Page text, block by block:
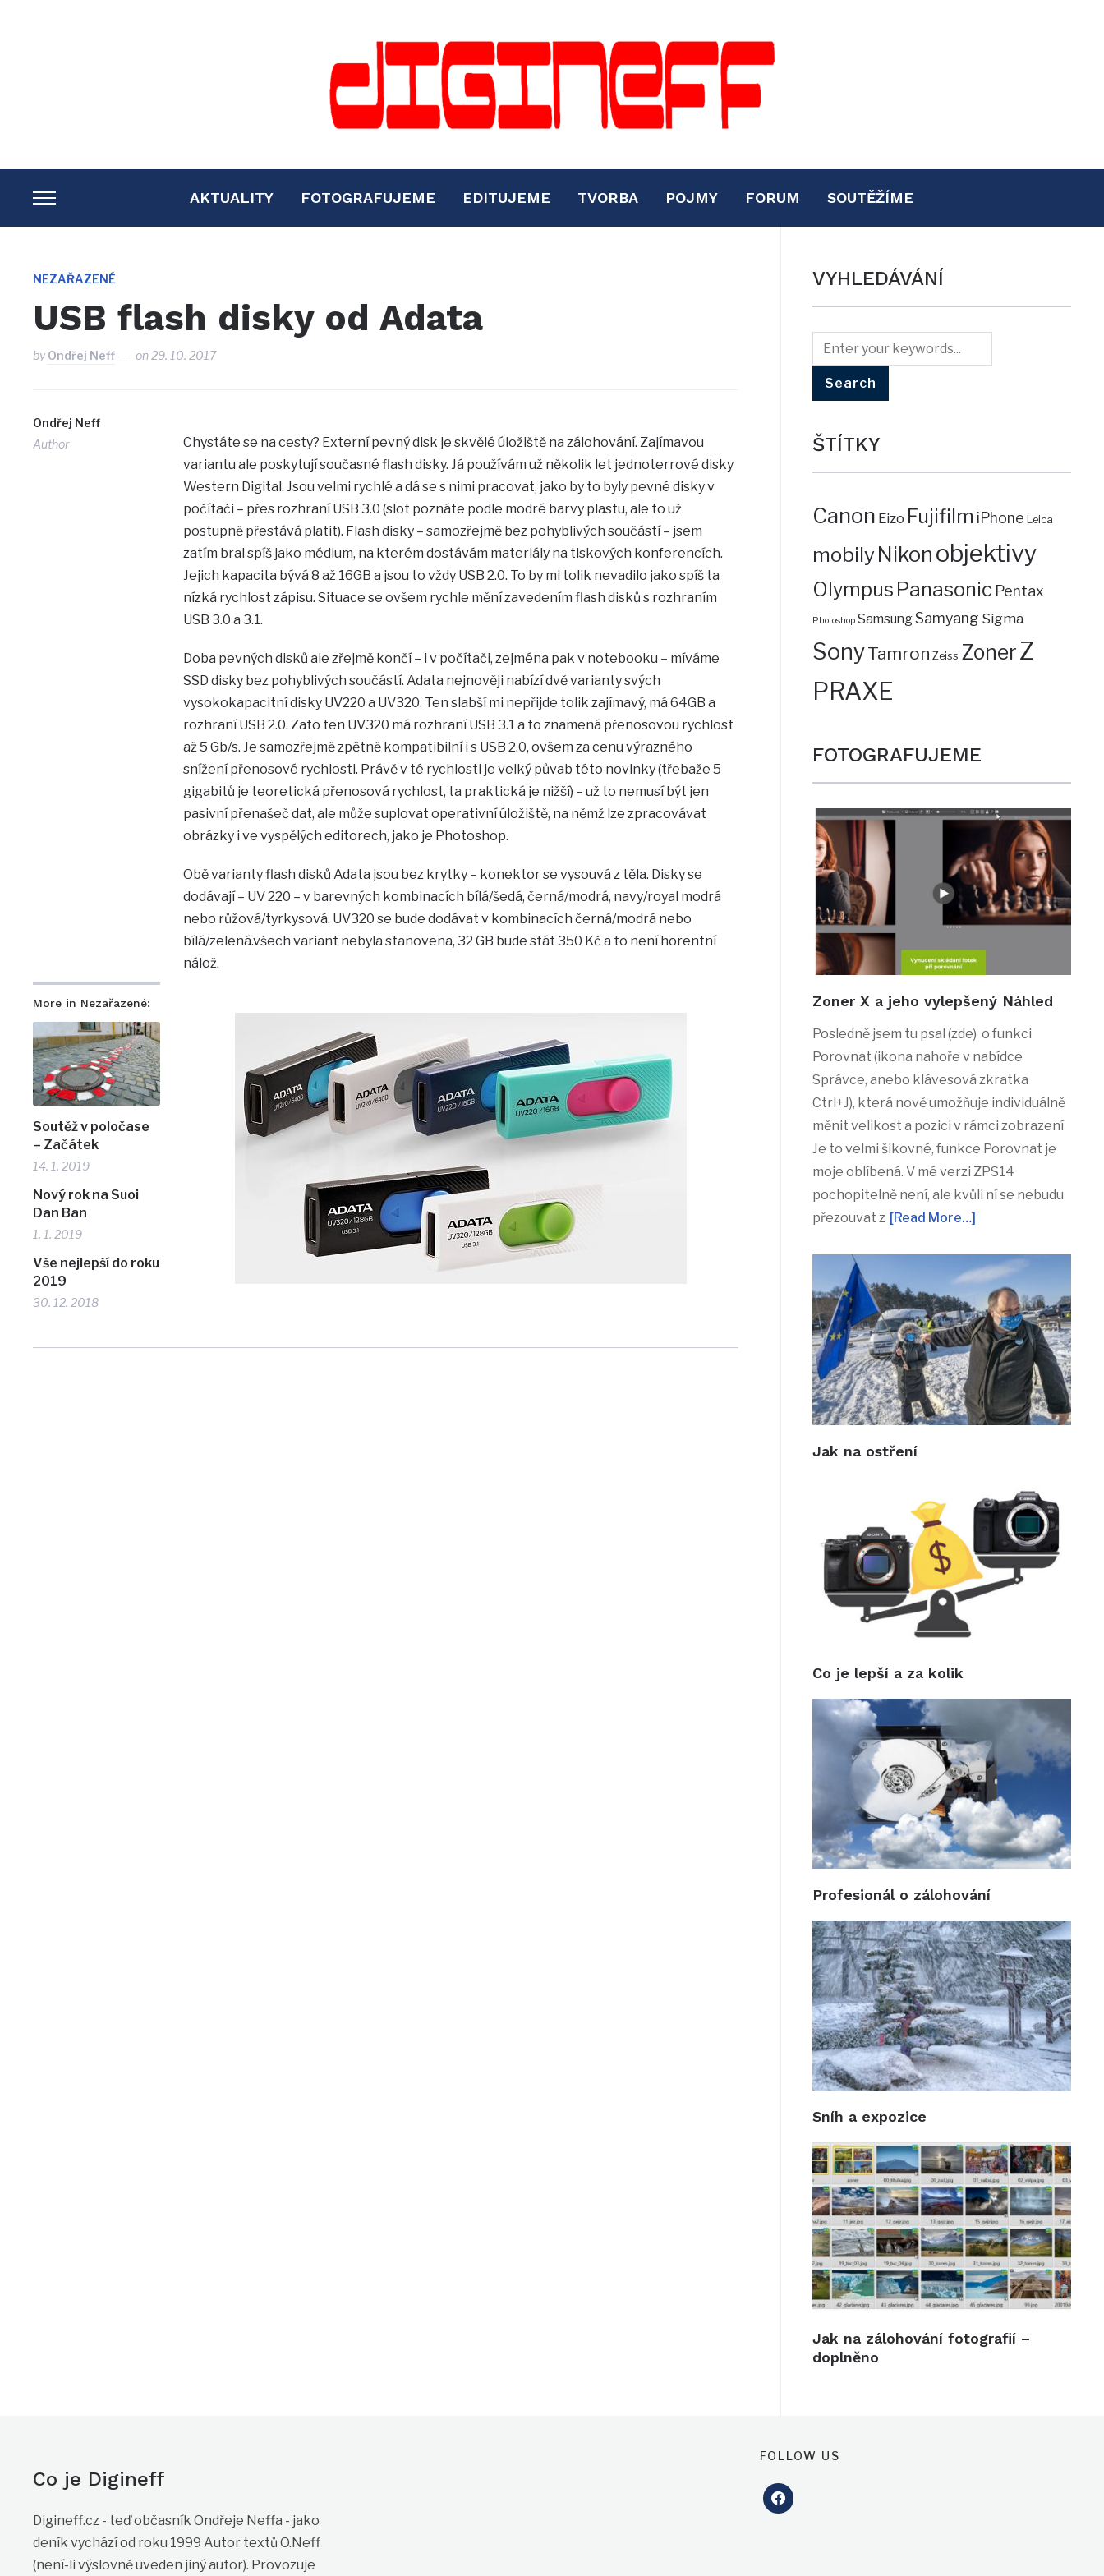
TOGGLE
SIDEBAR
NAVIGATION
AKTUALITY FOTOGRAFUJEME EDITUJEME TVORBA POJMY FORUM SOUTĚŽÍME
NEZAŘAZENÉ
USB flash disky od Adata
byOndřej Neff on29. 10. 2017
Ondřej Neff
Author
More in Nezařazené:
Soutěž v poločase
– Začátek
14. 1. 2019
Nový rok na Suoi
Dan Ban
1. 1. 2019
Vše nejlepší do roku
2019
30. 12. 2018
Chystáte se na cesty? Externí pevný disk je skvělé úložiště na zálohování. Zajímavou
variantu ale poskytují současné flash disky. Já používám už několik let jednoterrové disky
Western Digital. Jsou velmi rychlé a dá se s nimi pracovat, jako by to byly pevné disky v
počítači – přes rozhraní USB 3.0 (slot poznáte podle modré barvy plastu, ale to už
postupně přestává platit). Flash disky – samozřejmě bez pohyblivých součástí – jsem
zatím bral spíš jako médium, na kterém dostávám materiály na tiskových konferencích.
Jejich kapacita bývá 8 až 16GB a jsou to vždy USB 2.0. To by mi tolik nevadilo jako spíš ta
nízká rychlost zápisu. Situace se ovšem rychle mění zavedením flash disků s rozhraním
USB 3.0 a 3.1.
Doba pevných disků ale zřejmě končí – i v počítači, zejména pak v notebooku – míváme
SSD disky bez pohyblivých součástí. Adata nejnověji nabízí dvě varianty svých
vysokokapacitní disky UV220 a UV320. Ten slabší mi nepřijde tolik zajímavý, má 64GB a
rozhraní USB 2.0. Zato ten UV320 má rozhraní USB 3.1 a to znamená přenosovou rychlost
až 5 Gb/s. Je samozřejmě zpětně kompatibilní i s USB 2.0, ovšem za cenu výrazného
snížení přenosové rychlosti. Právě v té rychlosti je velký půvab této novinky (třebaže 5
gigabitů je teoretická přenosová rychlost, ta praktická je nižší) – už to nemusí být jen
pasivní přenašeč dat, ale může suplovat operativní úložiště, na němž lze zpracovávat
obrázky i ve vyspělých editorech, jako je Photoshop.
Obě varianty flash disků Adata jsou bez krytky – konektor se vysouvá z těla. Disky se
dodávají – UV 220 – v barevných kombinacích bílá/šedá, černá/modrá, navy/royal modrá
nebo růžová/tyrkysová. UV320 se bude dodávat v kombinacích černá/modrá nebo
bílá/zelená.všech variant nebyla stanovena, 32 GB bude stát 350 Kč a to není horentní
nálož.
VYHLEDÁVÁNÍ
ŠTÍTKY
Canon Eizo Fujifilm iPhone Leica
mobilyNikon objektivy
Olympus Panasonic Pentax
Photoshop SamsungSamyang Sigma
SonyTamron Zeiss ZonerZ
PRAXE
FOTOGRAFUJEME
Zoner X a jeho vylepšený Náhled
Posledně jsem tu psal (zde) o funkci
Porovnat (ikona nahoře v nabídce
Správce, anebo klávesová zkratka
Ctrl+J), která nově umožňuje individuálně
měnit velikost a pozici v rámci zobrazení
Je to velmi šikovné, funkce Porovnat je
moje oblíbená. V mé verzi ZPS14
pochopitelně není, ale kvůli ní se nebudu
přezouvat z [Read More…]
Jak na ostření
Co je lepší a za kolik
Profesionál o zálohování
Sníh a expozice
Jak na zálohování fotografií –
doplněno
Co je Digineff
Digineff.cz - teď občasník Ondřeje Neffa - jako
deník vychází od roku 1999 Autor textů O.Neff
(není-li výslovně uveden jiný autor). Provozuje
FOLLOW US
facebook